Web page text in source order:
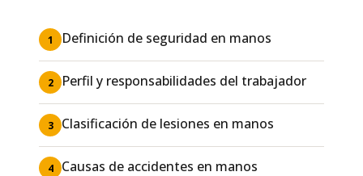
1 Definición de seguridad en manos
2 Perfil y responsabilidades del trabajador
3 Clasificación de lesiones en manos
4 Causas de accidentes en manos